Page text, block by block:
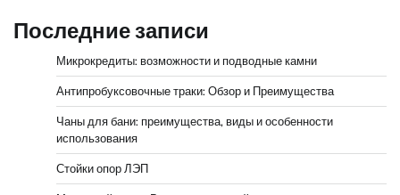
Последние записи
Микрокредиты: возможности и подводные камни
Антипробуксовочные траки: Обзор и Преимущества
Чаны для бани: преимущества, виды и особенности
использования
Стойки опор ЛЭП